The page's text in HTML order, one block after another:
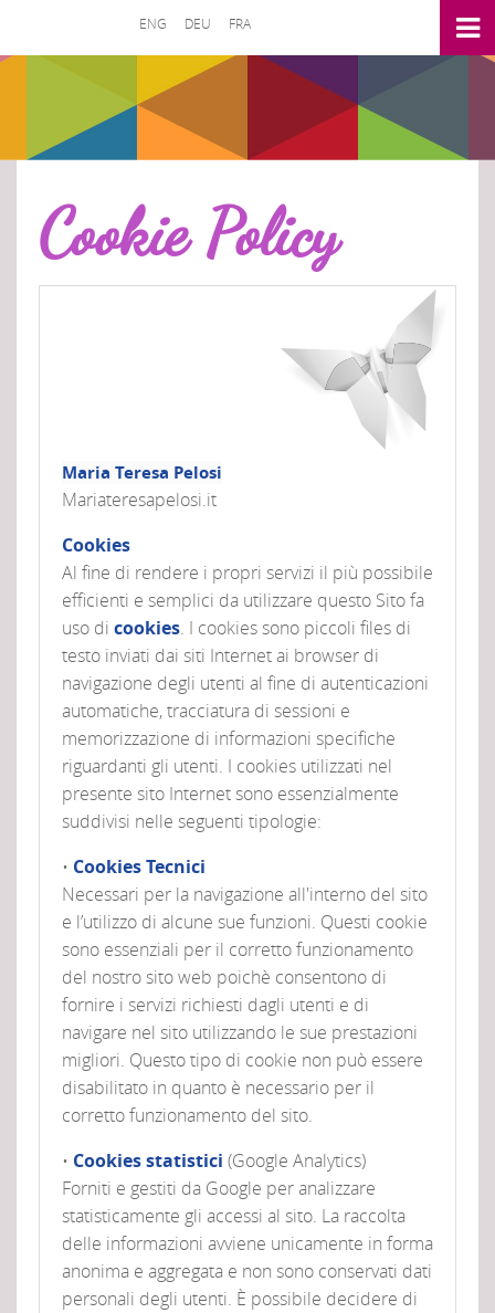
ENG DEU FRA
Cookie Policy
Maria Teresa Pelosi
Mariateresapelosi.it
Cookies
Al fine di rendere i propri servizi il più possibile
efficienti e semplici da utilizzare questo Sito fa
uso di cookies. I cookies sono piccoli files di
testo inviati dai siti Internet ai browser di
navigazione degli utenti al fine di autenticazioni
automatiche, tracciatura di sessioni e
memorizzazione di informazioni specifiche
riguardanti gli utenti. I cookies utilizzati nel
presente sito Internet sono essenzialmente
suddivisi nelle seguenti tipologie:
• Cookies Tecnici
Necessari per la navigazione all'interno del sito
e l’utilizzo di alcune sue funzioni. Questi cookie
sono essenziali per il corretto funzionamento
del nostro sito web poichè consentono di
fornire i servizi richiesti dagli utenti e di
navigare nel sito utilizzando le sue prestazioni
migliori. Questo tipo di cookie non può essere
disabilitato in quanto è necessario per il
corretto funzionamento del sito.
• Cookies statistici (Google Analytics)
Forniti e gestiti da Google per analizzare
statisticamente gli accessi al sito. La raccolta
delle informazioni avviene unicamente in forma
anonima e aggregata e non sono conservati dati
personali degli utenti. È possibile decidere di